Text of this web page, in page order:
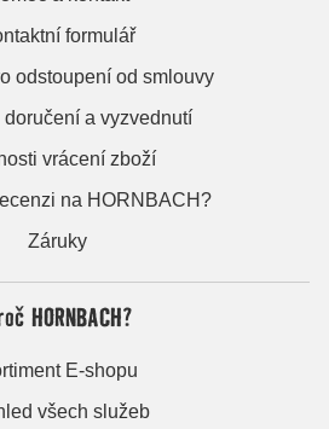
formulář
odstoupení od smlouvy
doručení a vyzvednutí
vrácení zboží
na HORNBACH?
Záruky
HORNBACH?
E-shopu
všech služeb